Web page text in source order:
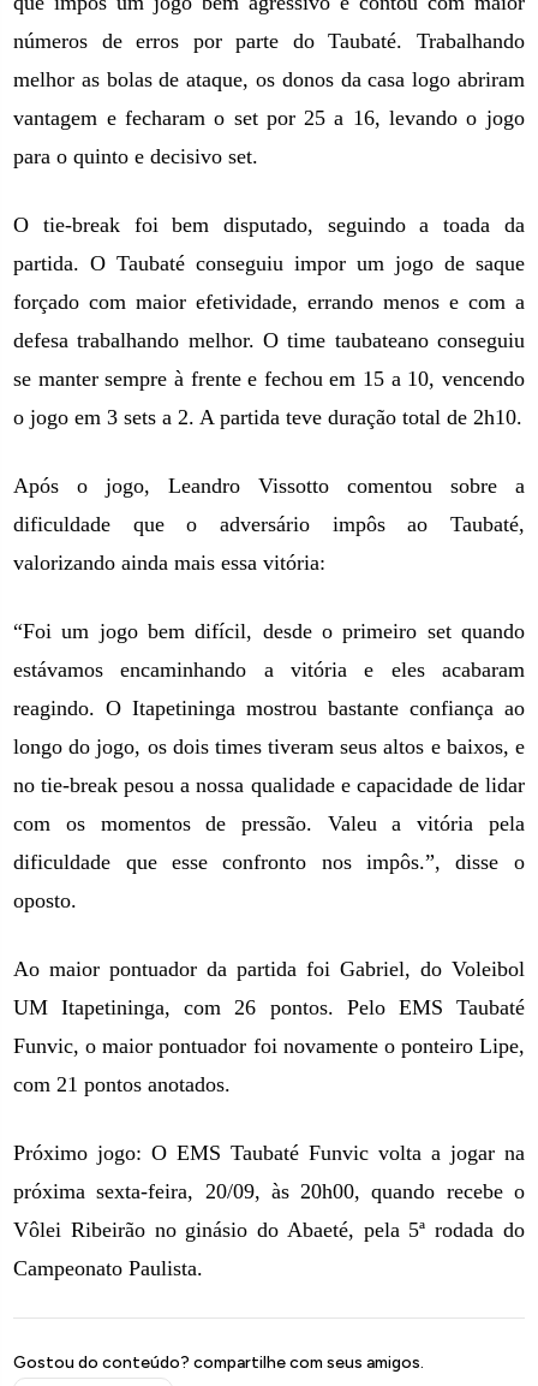
números de erros por parte do Taubaté. Trabalhando
melhor as bolas de ataque, os donos da casa logo abriram
vantagem e fecharam o set por 25 a 16, levando o jogo
para o quinto e decisivo set.
O tie-break foi bem disputado, seguindo a toada da
partida. O Taubaté conseguiu impor um jogo de saque
forçado com maior efetividade, errando menos e com a
defesa trabalhando melhor. O time taubateano conseguiu
se manter sempre à frente e fechou em 15 a 10, vencendo
o jogo em 3 sets a 2. A partida teve duração total de 2h10.
Após o jogo, Leandro Vissotto comentou sobre a
dificuldade que o adversário impôs ao Taubaté,
valorizando ainda mais essa vitória:
“Foi um jogo bem difícil, desde o primeiro set quando
estávamos encaminhando a vitória e eles acabaram
reagindo. O Itapetininga mostrou bastante confiança ao
longo do jogo, os dois times tiveram seus altos e baixos, e
no tie-break pesou a nossa qualidade e capacidade de lidar
com os momentos de pressão. Valeu a vitória pela
dificuldade que esse confronto nos impôs.”, disse o
oposto.
Ao maior pontuador da partida foi Gabriel, do Voleibol
UM Itapetininga, com 26 pontos. Pelo EMS Taubaté
Funvic, o maior pontuador foi novamente o ponteiro Lipe,
com 21 pontos anotados.
Próximo jogo: O EMS Taubaté Funvic volta a jogar na
próxima sexta-feira, 20/09, às 20h00, quando recebe o
Vôlei Ribeirão no ginásio do Abaeté, pela 5ª rodada do
Campeonato Paulista.
Gostou do conteúdo? compartilhe com seus amigos.